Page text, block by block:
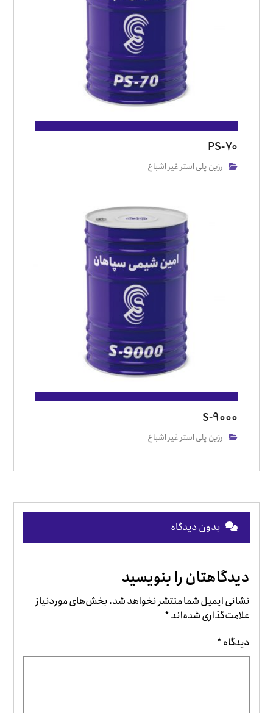
PS-70
رزین پلی استر غیر اشباع
S-9000
رزین پلی استر غیر اشباع
بدون دیدگاه
دیدگاهتان را بنویسید
نشانی ایمیل شما منتشر نخواهد شد.بخش‌های موردنیاز
علامت‌گذاری شده‌اند*
دیدگاه*